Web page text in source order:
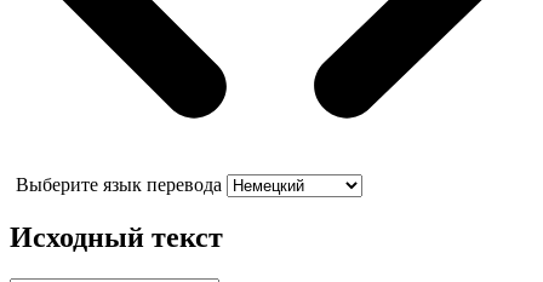
Выберите язык перевода
Исходный текст